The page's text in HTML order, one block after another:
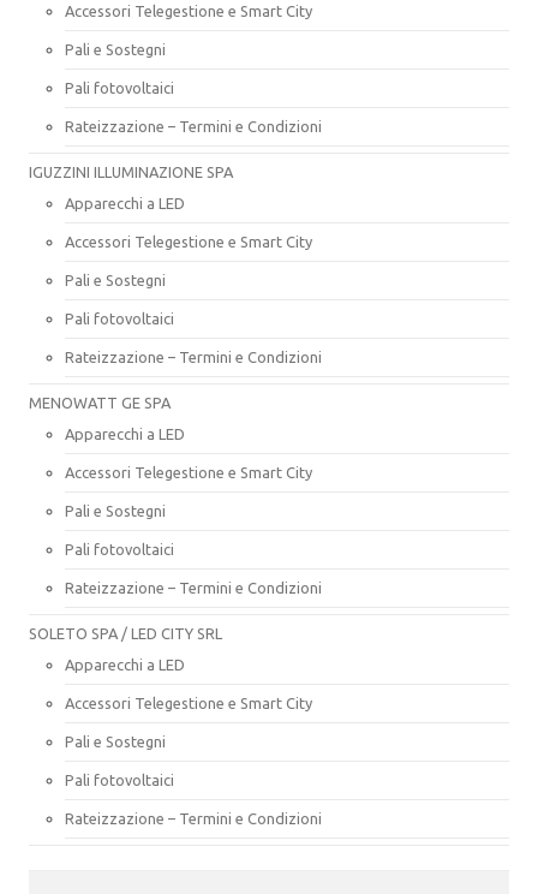
Accessori Telegestione e Smart City
Pali e Sostegni
Pali fotovoltaici
Rateizzazione – Termini e Condizioni
IGUZZINI ILLUMINAZIONE SPA
Apparecchi a LED
Accessori Telegestione e Smart City
Pali e Sostegni
Pali fotovoltaici
Rateizzazione – Termini e Condizioni
MENOWATT GE SPA
Apparecchi a LED
Accessori Telegestione e Smart City
Pali e Sostegni
Pali fotovoltaici
Rateizzazione – Termini e Condizioni
SOLETO SPA / LED CITY SRL
Apparecchi a LED
Accessori Telegestione e Smart City
Pali e Sostegni
Pali fotovoltaici
Rateizzazione – Termini e Condizioni